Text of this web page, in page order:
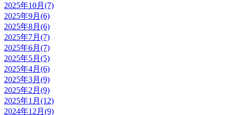
2025年10月(7)
2025年9月(6)
2025年8月(6)
2025年7月(7)
2025年6月(7)
2025年5月(5)
2025年4月(6)
2025年3月(9)
2025年2月(9)
2025年1月(12)
2024年12月(9)